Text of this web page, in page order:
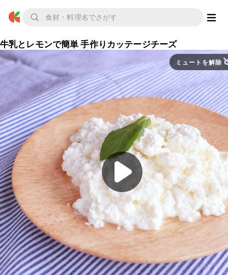
牛乳とレモンで簡単 手作りカッテージチーズ
ミュートを解除